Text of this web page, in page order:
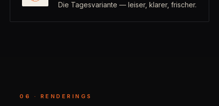
Die Tagesvariante — leiser, klarer, frischer.
06 · RENDERINGS